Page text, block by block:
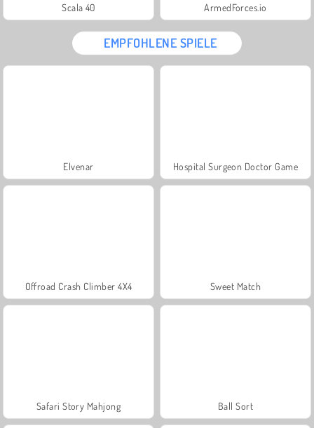
Scala 40 ArmedForces.io
EMPFOHLENE SPIELE
Elvenar Hospital Surgeon Doctor Game
Offroad Crash Climber 4X4 Sweet Match
Safari Story Mahjong Ball Sort